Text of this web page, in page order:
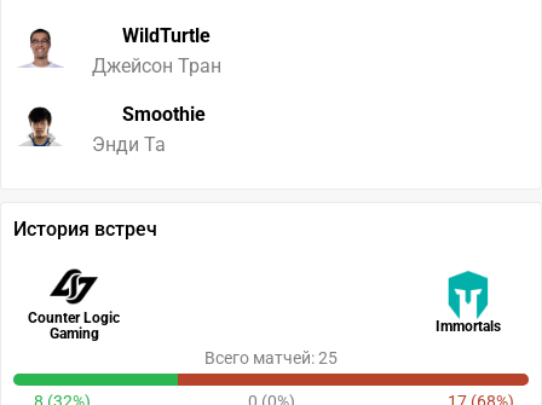
WildTurtle
Джейсон Тран
Smoothie
Энди Та
История встреч
Counter Logic
Gaming
Immortals
Всего матчей: 25